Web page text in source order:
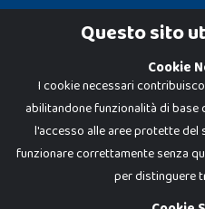
Cookie PolicyQuesto sito
Cookie
I cookie necessari
abilitandone funzionalità di base
l'accesso alle aree protette del
funzionare correttamente senza
per distinguere